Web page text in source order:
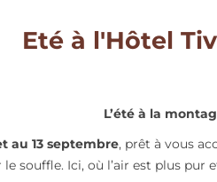
Eté à l'Hôtel
L’été à la
au 13 septembre, prêt à vous
souffle. Ici, où l’air est plus